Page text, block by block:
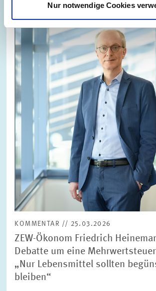
Nur notwendige Cookies
Bild
in
vergrößerter
Ansicht
KOMMENTAR // 25.03.2026
ZEW-Ökonom Friedrich
Debatte um eine
„Nur Lebensmittel sollten
bleiben“